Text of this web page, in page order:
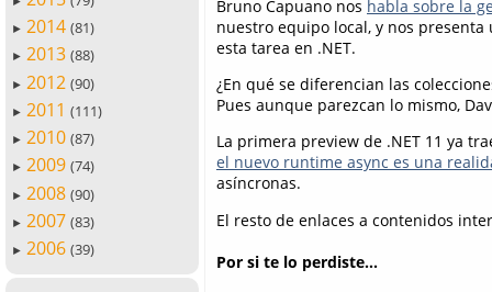
► 2014 (81)
► 2013 (88)
► 2012 (90)
► 2011 (111)
► 2010 (87)
► 2009 (74)
► 2008 (90)
► 2007 (83)
► 2006 (39)
Bruno Capuano nos habla sobre la
nuestro equipo local, y nos
esta tarea en .NET.
¿En qué se diferencian las
Pues aunque parezcan lo mismo,
La primera preview de .NET 11 ya
el nuevo runtime async es una
asíncronas.
El resto de enlaces a contenidos
Por si te lo perdiste...